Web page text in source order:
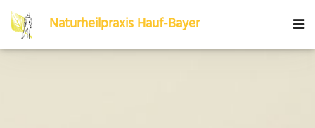
Naturheilpraxis Hauf-Bayer